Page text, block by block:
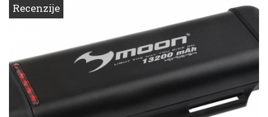
Recenzije